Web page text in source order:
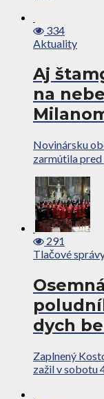
334
Aktuality
Aj
na
Novinársku
zarmútila pred
291
Tlačové
dych
Zaplnený
zažil v sobotu